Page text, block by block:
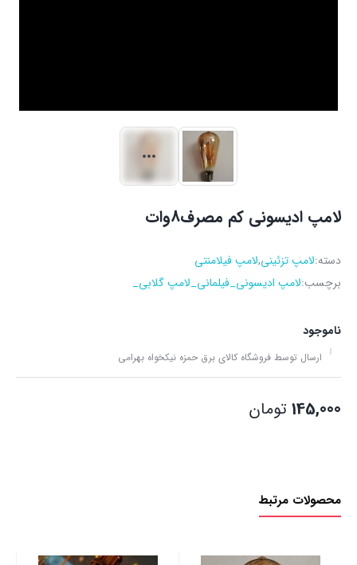
لامپ ادیسونی کم مصرف8وات
دسته:لامپ تزئینی,لامپ فیلامنتی
برچسب:لامپ ادیسونی_فیلمانی_لامپ گلابی_
ناموجود
ارسال توسط فروشگاه کالای برق حمزه نیکخواه بهرامی
145,000 تومان
محصولات مرتبط